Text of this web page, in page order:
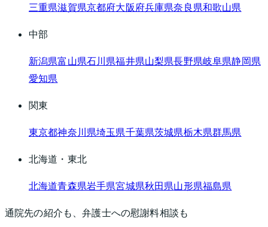
三重県滋賀県京都府大阪府兵庫県奈良県和歌山県
中部
新潟県富山県石川県福井県山梨県長野県岐阜県静岡県
愛知県
関東
東京都神奈川県埼玉県千葉県茨城県栃木県群馬県
北海道・東北
北海道青森県岩手県宮城県秋田県山形県福島県
通院先の紹介も、弁護士への慰謝料相談も